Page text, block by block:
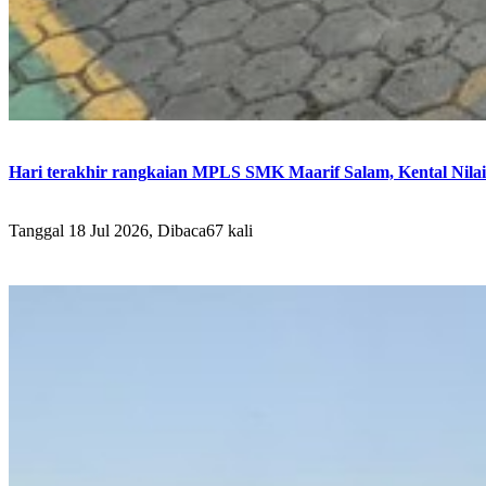
Hari terakhir rangkaian MPLS SMK Maarif Salam, Kental
Tanggal 18 Jul 2026, Dibaca67 kali